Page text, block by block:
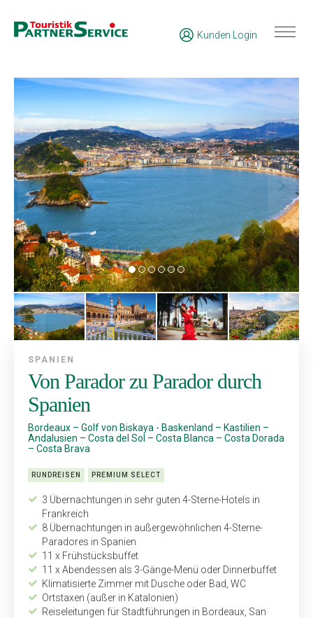
Kunden Login
SPANIEN
Von Parador zu Parador durch
Spanien
Bordeaux – Golf von Biskaya - Baskenland – Kastilien –
Andalusien – Costa del Sol – Costa Blanca – Costa Dorada
– Costa Brava
RUNDREISEN PREMIUM SELECT
3 Übernachtungen in sehr guten 4-Sterne-Hotels in
Frankreich
8 Übernachtungen in außergewöhnlichen 4-Sterne-
Paradores in Spanien
11 x Frühstücksbuffet
11 x Abendessen als 3-Gänge-Menü oder Dinnerbuffet
Klimatisierte Zimmer mit Dusche oder Bad, WC
Ortstaxen (außer in Katalonien)
Reiseleitungen für Stadtführungen in Bordeaux, San